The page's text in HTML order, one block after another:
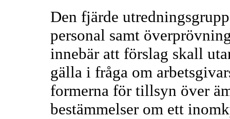
Den fjärde
personal samt
innebär att förslag skall
gälla i fråga om
formerna för tillsyn över
bestämmelser om ett